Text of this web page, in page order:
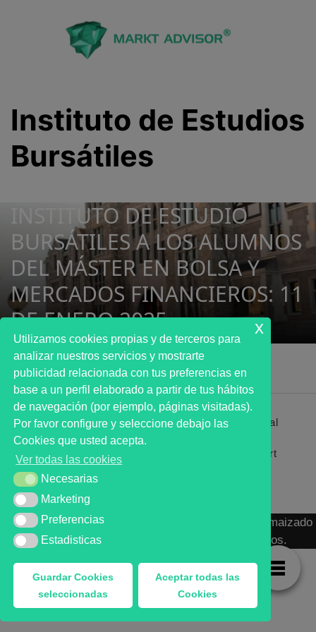
Instituto de Estudios
Bursátiles
INSTITUTO DE ESTUDIO
BURSÁTILES A LOS ALUMNOS
DEL MÁSTER EN BOLSA Y
MERCADOS FINANCIEROS: 11
DE ENERO 2025
Primer analista bursátil automatizado profesional
que ayuda a la decisión | First automated stock
markets analyst software as a desission support
system.
MARKT ADVISOR ® 2016 :: Análisis Bursátil Automaizado
de Activos Cotizados en Mercados Organizados.
Utilizamos cookies propias y de terceros para
analizar nuestros servicios y mostrarte
publicidad relacionada con tus preferencias en
base a un perfil elaborado a partir de tus hábitos
de navegación (por ejemplo, páginas visitadas).
Por favor configure y seleccione debajo las
Cookies que usted acepta.
Ver todas las cookies
NecesariasNecesarias
MarketingMarketing
Preferencias
Preferencias
Estadisticas
Estadisticas
Guardar Cookies
seleccionadas
Aceptar todas las
Cookies
x